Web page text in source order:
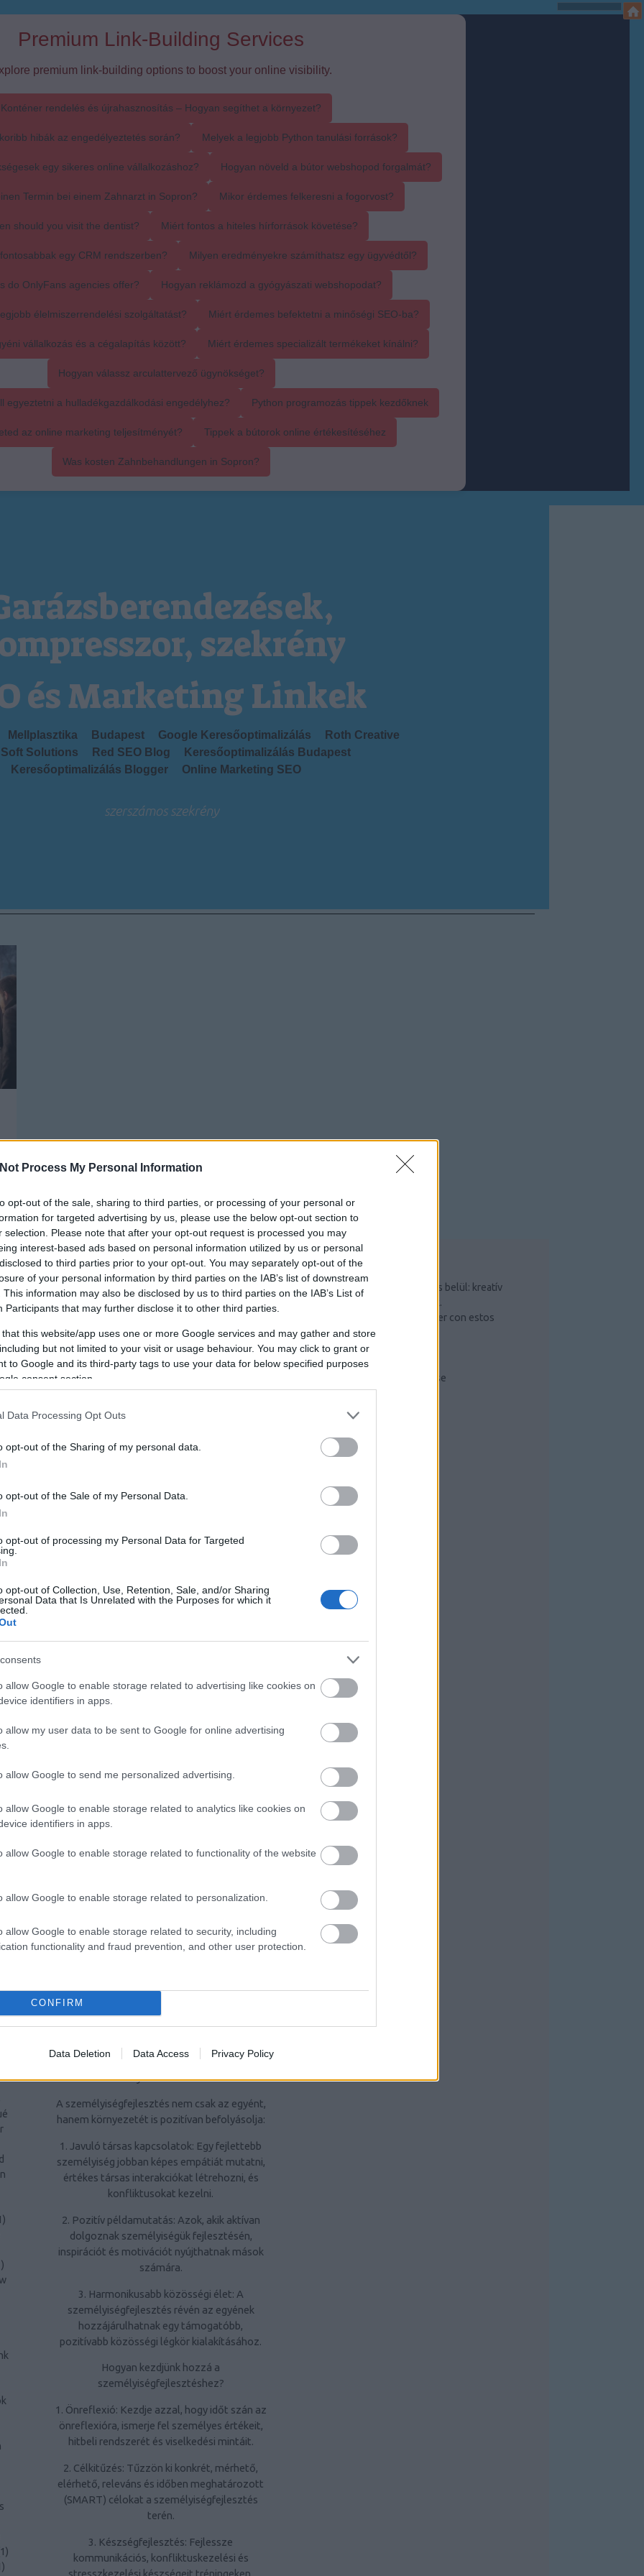
Process My Personal Information
opt-out of the sale, sharing to third parties, or processing of your personal or
for targeted advertising by us, please use the below opt-out section to
selection. Please note that after your opt-out request is processed you may
interest-based ads based on personal information utilized by us or personal
to third parties prior to your opt-out. You may separately opt-out of the
of your personal information by third parties on the IAB’s list of downstream
This information may also be disclosed by us to third parties on the IAB’s List of
Participants that may further disclose it to other third parties.
that this website/app uses one or more Google services and may gather and store
but not limited to your visit or usage behaviour. You may click to grant or
to Google and its third-party tags to use your data for below specified purposes
consent section.
Data Processing Opt Outs
opt-out of the Sharing of my personal data.
opt-out of the Sale of my Personal Data.
opt-out of processing my Personal Data for Targeted
opt-out of Collection, Use, Retention, Sale, and/or Sharing
Data that Is Unrelated with the Purposes for which it
allow Google to enable storage related to advertising like cookies on
identifiers in apps.
allow my user data to be sent to Google for online advertising
allow Google to send me personalized advertising.
allow Google to enable storage related to analytics like cookies on
identifiers in apps.
allow Google to enable storage related to functionality of the website
allow Google to enable storage related to personalization.
allow Google to enable storage related to security, including
functionality and fraud prevention, and other user protection.
CONFIRM
Data Deletion Data Access Privacy Policy
Premium Link-Building Services
premium link-building options to boost your online visibility.
Konténer rendelés és újrahasznosítás – Hogyan segíthet a környezet?
hibák az engedélyeztetés során? Melyek a legjobb Python tanulási források?
egy sikeres online vállalkozáshoz? Hogyan növeld a bútor webshopod forgalmát?
Termin bei einem Zahnarzt in Sopron? Mikor érdemes felkeresni a fogorvost?
should you visit the dentist? Miért fontos a hiteles hírforrások követése?
egy CRM rendszerben? Milyen eredményekre számíthatsz egy ügyvédtől?
do OnlyFans agencies offer? Hogyan reklámozd a gyógyászati webshopodat?
élelmiszerrendelési szolgáltatást? Miért érdemes befektetni a minőségi SEO-ba?
vállalkozás és a cégalapítás között? Miért érdemes specializált termékeket kínálni?
Hogyan válassz arculattervező ügynökséget?
egyeztetni a hulladékgazdálkodási engedélyhez? Python programozás tippek kezdőknek
az online marketing teljesítményét? Tippek a bútorok online értékesítéséhez
Was kosten Zahnbehandlungen in Sopron?
szekrény
és Marketing Linkek
Mellplasztika Budapest Google Keresőoptimalizálás
Roth Creative
Soft Solutions Red SEO Blog
Keresőoptimalizálás Budapest
Keresőoptimalizálás Blogger
Online Marketing SEO
szerszámos szekrény
)
)
)
1)
)
GARÁZS TAKARÍTÁS, NEW BALANCE,
HUNGARIAN GOOSE DOWN
Miért jó a
személyiségfejlesztés?
A személyiségfejlesztés egy dinamikus,
összetett folyamat, amely során az egyén
fejlessze saját személyiségét, viselkedését és
magában foglalja az önismeret növelését, az
kommunikációs és interperszonális készségek
környezetére is pozitív hatást gyakorol,
gazdagításához.
és viselkedésminták meghatározóak abban,
hogy hogyan látjuk a világot, hogyan
kapcsolatainkat. A személyiségfejlesztés
1. Jobban megismerjék saját magukat: Az
felismerhetik erősségeiket, gyengeségeiket,
érdeklődési körüket és motivációikat.
2. Fejlesszék kommunikációs készségeiket: A
kialakításához.
3. Növeljék önbizalmukat: Az önbizalom
kiemelten fontos az élet minden területén
4. Hatékonyabban kezeljék a stresszt: A
stresszkezelési technikák elsajátítása javítja
az életminőséget és segít megőrizni a
A személyiségfejlesztés jelentősége a
környezet számára
A személyiségfejlesztés nem csak az egyént,
hanem környezetét is pozitívan befolyásolja:
1. Javuló társas kapcsolatok: Egy fejlettebb
személyiség jobban képes empátiát mutatni,
értékes társas interakciókat létrehozni, és
konfliktusokat kezelni.
2. Pozitív példamutatás: Azok, akik aktívan
dolgoznak személyiségük fejlesztésén,
inspirációt és motivációt nyújthatnak mások
számára.
3. Harmonikusabb közösségi élet: A
személyiségfejlesztés révén az egyének
hozzájárulhatnak egy támogatóbb,
pozitívabb közösségi légkör kialakításához.
Hogyan kezdjünk hozzá a
személyiségfejlesztéshez?
1. Önreflexió: Kezdje azzal, hogy időt szán az
önreflexióra, ismerje fel személyes értékeit,
hitbeli rendszerét és viselkedési mintáit.
2. Célkitűzés: Tűzzön ki konkrét, mérhető,
elérhető, releváns és időben meghatározott
(SMART) célokat a személyiségfejlesztés
terén.
3. Készségfejlesztés: Fejlessze
kommunikációs, konfliktuskezelési és
stresszkezelési készségeit tréningeken,
TOP 5
Csináld magad saját garázs belül: kreatív
ötletek és hasznos tippek.
Mejorar lo que puede hacer con estos
sencillos pasos
Szerszámos szekrény
Radiális kompresszor
Kompresszorok működése
FRISS TOPIKOK
ARCHÍVUM
2026 július
2026 június
2026 április
2026 március
2025 december
2025 november
Tovább...
EGYÉB